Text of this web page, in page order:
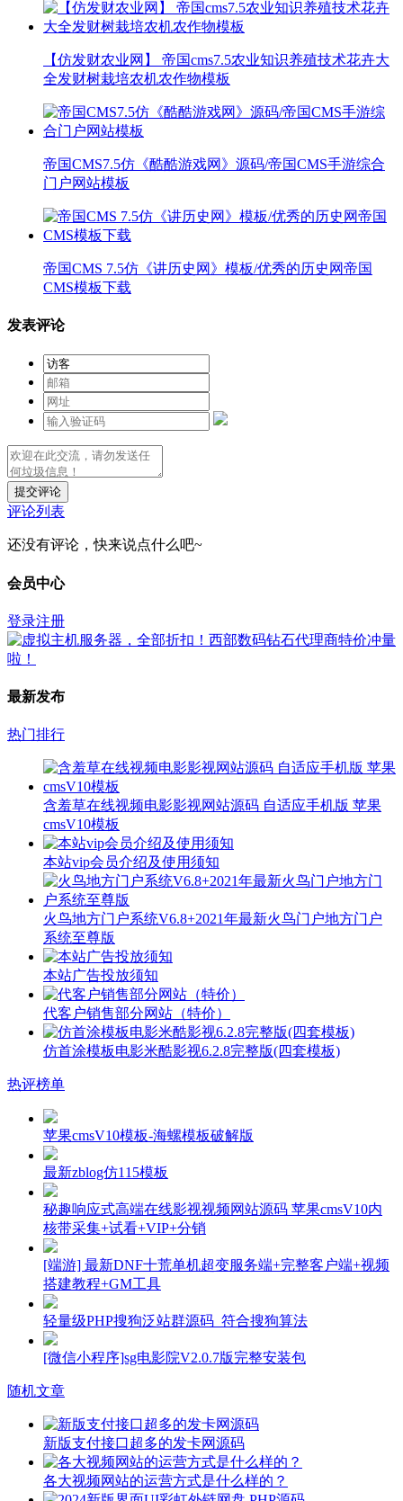
【仿发财农业网】 帝国cms7.5农业知识养殖技术花卉大
全发财树栽培农机农作物模板
帝国CMS7.5仿《酷酷游戏网》源码/帝国CMS手游综合
门户网站模板
帝国CMS 7.5仿《讲历史网》模板/优秀的历史网帝国
CMS模板下载
发表评论
提交评论
评论列表
还没有评论，快来说点什么吧~
会员中心
登录注册
最新发布
热门排行
含羞草在线视频电影影视网站源码 自适应手机版 苹果
cmsV10模板
本站vip会员介绍及使用须知
火鸟地方门户系统V6.8+2021年最新火鸟门户地方门户
系统至尊版
本站广告投放须知
代客户销售部分网站（特价）
仿首涂模板电影米酷影视6.2.8完整版(四套模板)
热评榜单
苹果cmsV10模板-海螺模板破解版
最新zblog仿115模板
秘趣响应式高端在线影视视频网站源码 苹果cmsV10内
核带采集+试看+VIP+分销
[端游] 最新DNF十荒单机超变服务端+完整客户端+视频
搭建教程+GM工具
轻量级PHP搜狗泛站群源码_符合搜狗算法
[微信小程序]sg电影院V2.0.7版完整安装包
随机文章
新版支付接口超多的发卡网源码
各大视频网站的运营方式是什么样的？